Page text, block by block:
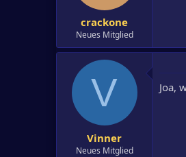
crackone
Neues Mitglied
V
Vinner
Neues Mitglied
Joa,